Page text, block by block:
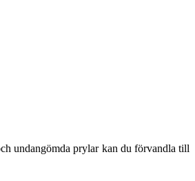
undangömda prylar kan du förvandla till